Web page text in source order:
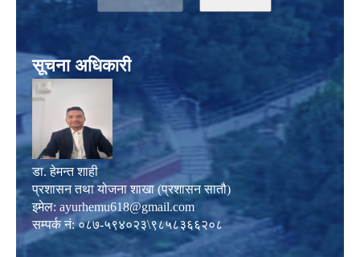
सूचना अधिकारी
डा. हेमन्त शाही
प्रशासन तथा योजना शाखा (प्रशासन सातौ)
इमेल: ayurhemu618@gmail.com
सम्पर्क नं: ०८७-५९४०२३\९८५८३६६२०८